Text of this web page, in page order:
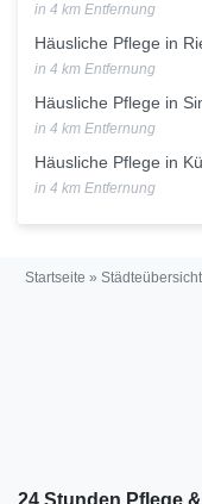
in 4 km Entfernung
Häusliche Pflege in
in 4 km Entfernung
Häusliche Pflege in
in 4 km Entfernung
Häusliche Pflege in
in 4 km Entfernung
Startseite » Städteübersicht